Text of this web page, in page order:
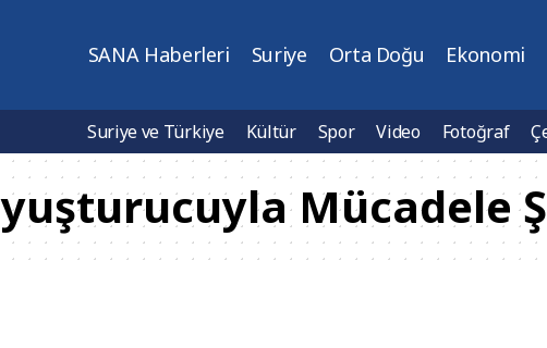
SANA Haberleri Suriye Orta Doğu Ekonomi
Suriye ve Türkiye Kültür Spor Video Fotoğraf
Mücadele